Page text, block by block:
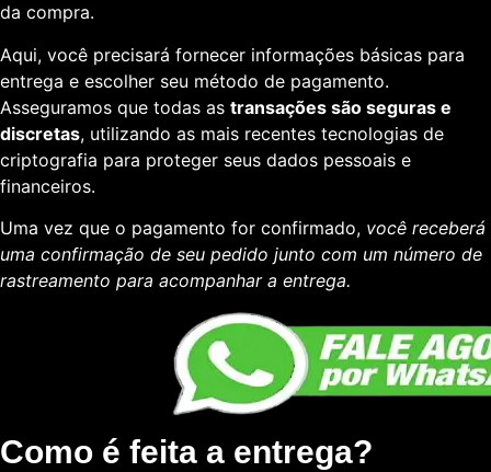
da compra.
Aqui, você precisará fornecer informações básicas para
entrega e escolher seu método de pagamento.
Asseguramos que todas as transações são seguras e
discretas, utilizando as mais recentes tecnologias de
criptografia para proteger seus dados pessoais e
financeiros.
Uma vez que o pagamento for confirmado, você receberá
uma confirmação de seu pedido junto com um número de
rastreamento para acompanhar a entrega.
Como é feita a entrega?